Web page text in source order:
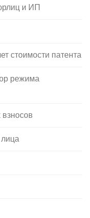
и ИП
стоимости патента
режима